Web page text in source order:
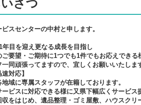
さつ
スセンターの中村と申します。
年目を迎え更なる成長を目指し
ご要望・ご期待に1つでも1件でもお応えできる
一同頑張ってますので、宜しくお願いいたしま
速対応】
地域に専属スタッフが在籍しております。
ビスに対応できる様に又県下幅広くサービス
収をはじめ、遺品整理・ゴミ屋敷、ハウスク